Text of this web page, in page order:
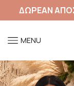
ΔΩΡΕΑΝ
MENU